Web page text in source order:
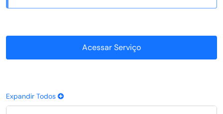
Acessar Serviço
Expandir Todos